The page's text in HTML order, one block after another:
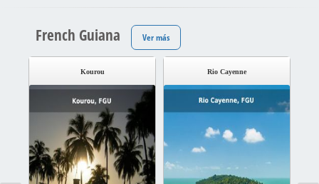
French Guiana Ver más
Kourou Rio Cayenne